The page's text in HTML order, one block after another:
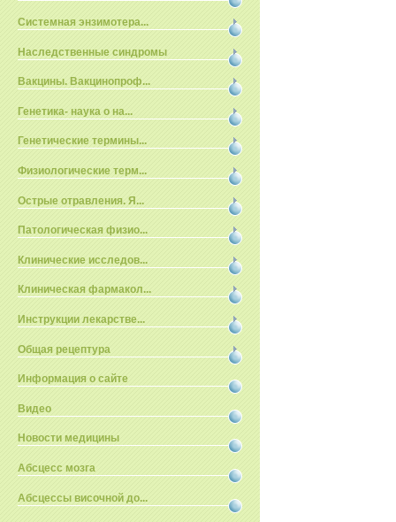
Системная энзимотера...
Наследственные синдромы
Вакцины. Вакцинопроф...
Генетика- наука о на...
Генетические термины...
Физиологические терм...
Острые отравления. Я...
Патологическая физио...
Клинические исследов...
Клиническая фармакол...
Инструкции лекарстве...
Общая рецептура
Информация о сайте
Видео
Новости медицины
Абсцесс мозга
Абсцессы височной до...